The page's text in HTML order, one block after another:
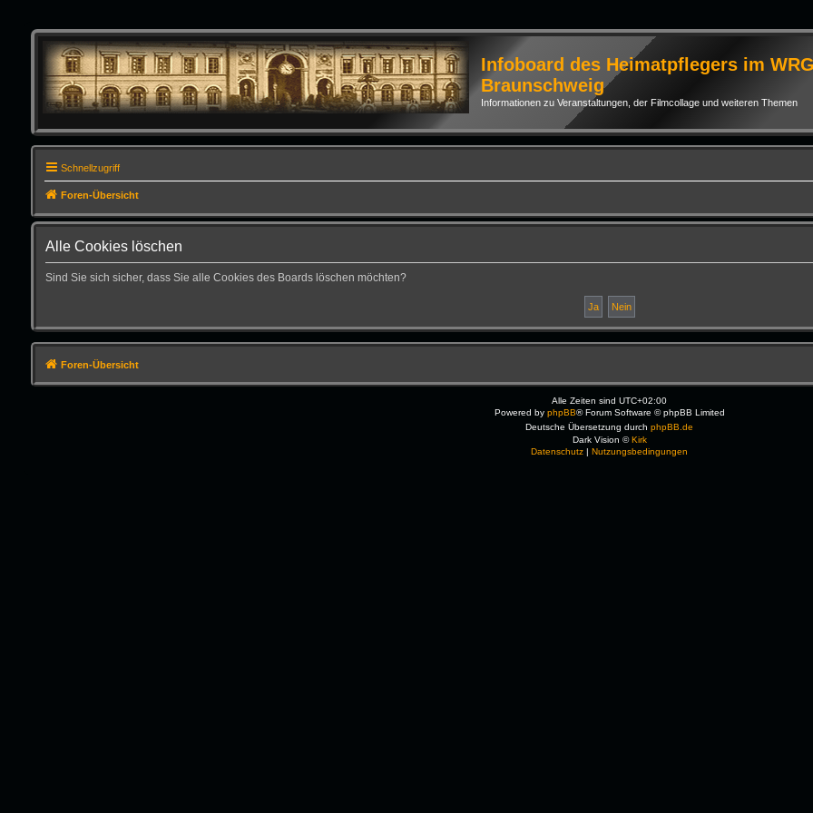
Infoboard des Heimatpflegers im WRG
Braunschweig
Informationen zu Veranstaltungen, der Filmcollage und weiteren Themen
Schnellzugriff
Foren-Übersicht
Alle Cookies löschen
Sind Sie sich sicher, dass Sie alle Cookies des Boards löschen möchten?
Foren-Übersicht
Alle Zeiten sindUTC+02:00
Powered by phpBB® Forum Software © phpBB Limited
Deutsche Übersetzung durchphpBB.de
Dark Vision ©Kirk
Datenschutz |Nutzungsbedingungen